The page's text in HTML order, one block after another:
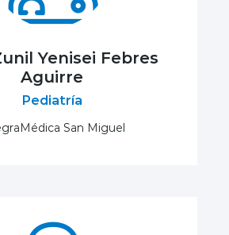
Yenisei Febres
Aguirre
Pediatría
San Miguel